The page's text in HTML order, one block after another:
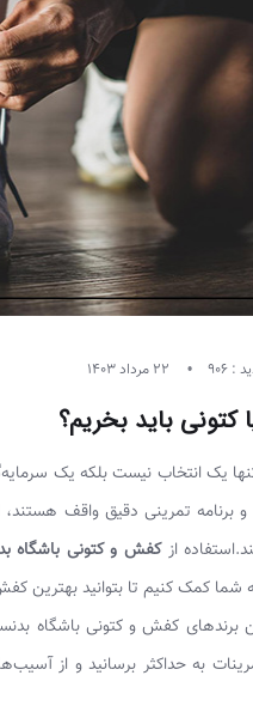
: 906
باید بخریم؟
یک انتخاب نیست بلکه یک
و برنامه تمرینی دقیق واقف
ازکفش و کتونی باشگاه
کمک کنیم تا بتوانید بهترین
کفش و کتونی باشگاه
به حداکثر برسانید و از